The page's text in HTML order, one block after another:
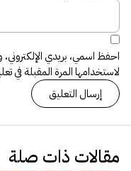
احفظ اسمي، بريدي
لاستخدامها المرة المقبلة في
مقالات ذات صلة